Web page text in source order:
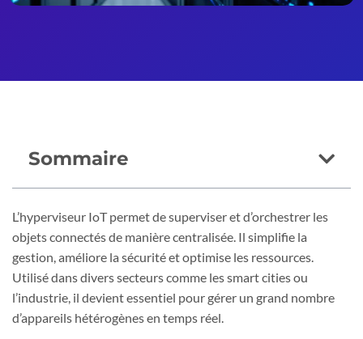
Sommaire
L’hyperviseur IoT permet de superviser et d’orchestrer les
objets connectés de manière centralisée. Il simplifie la
gestion, améliore la sécurité et optimise les ressources.
Utilisé dans divers secteurs comme les smart cities ou
l’industrie, il devient essentiel pour gérer un grand nombre
d’appareils hétérogènes en temps réel.